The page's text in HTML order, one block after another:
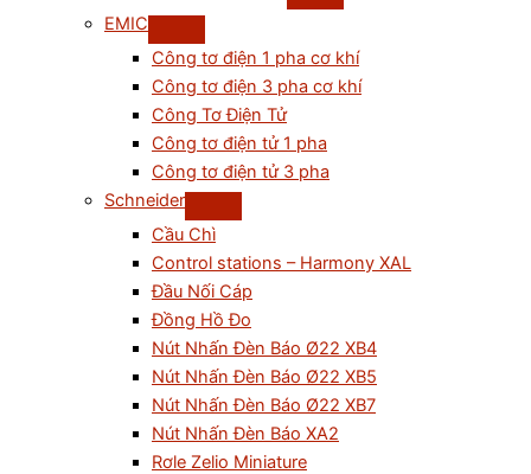
EMIC
Công tơ điện 1 pha cơ khí
Công tơ điện 3 pha cơ khí
Công Tơ Điện Tử
Công tơ điện tử 1 pha
Công tơ điện tử 3 pha
Schneider
Cầu Chì
Control stations – Harmony XAL
Đầu Nối Cáp
Đồng Hồ Đo
Nút Nhấn Đèn Báo Ø22 XB4
Nút Nhấn Đèn Báo Ø22 XB5
Nút Nhấn Đèn Báo Ø22 XB7
Nút Nhấn Đèn Báo XA2
Rơle Zelio Miniature